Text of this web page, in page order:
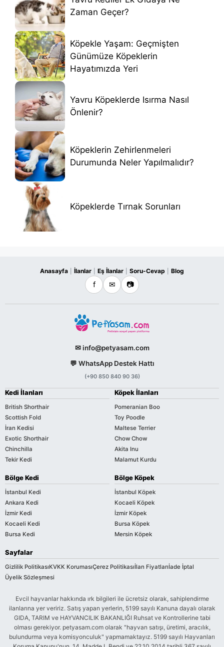
Zaman Geçer?
Köpekle Yaşam: Geçmişten
Günümüze Köpeklerin
Hayatımızda Yeri
Yavru Köpeklerde Isırma Nasıl
Önlenir?
Köpeklerin Zehirlenmeleri
Durumunda Neler Yapılmalıdır?
Köpeklerde Tırnak Sorunları
Anasayfa İlanlar Eş İlanlar Soru-Cevap Blog
f ✉ 📷
✉ info@petyasam.com
💬 WhatsApp Destek Hattı
(+90 850 840 90 36)
Kedi İlanları
British Shorthair
Scottish Fold
İran Kedisi
Exotic Shorthair
Chinchilla
Tekir Kedi
Köpek İlanları
Pomeranian Boo
Toy Poodle
Maltese Terrier
Chow Chow
Akita Inu
Malamut Kurdu
Bölge Kedi
İstanbul Kedi
Ankara Kedi
İzmir Kedi
Kocaeli Kedi
Bursa Kedi
Bölge Köpek
İstanbul Köpek
Kocaeli Köpek
İzmir Köpek
Bursa Köpek
Mersin Köpek
Sayfalar
Gizlilik PolitikasıKVKK KorumasıÇerez Politikasıİlan Fiyatlarıİade İptal
Üyelik Sözleşmesi
Evcil hayvanlar hakkında ırk bilgileri ile ücretsiz olarak, sahiplendirme
ilanlarına yer veririz. Satış yapan yerlerin, 5199 sayılı Kanuna dayalı olarak
GIDA, TARIM ve HAYVANCILIK BAKANLIĞI Ruhsat ve Kontrollerine tabi
olması gerekiyor. petyasam.com olarak "hayvan satışı, üretimi, aracılık,
bulundurma veya komisyonculuk" yapmamaktayız. 5199 sayılı Hayvanları